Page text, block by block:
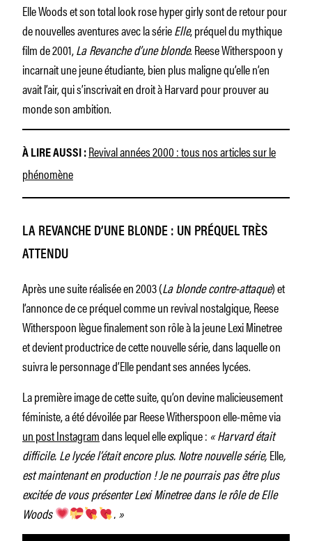
Elle Woods et son total look rose hyper girly sont de retour pour
de nouvelles aventures avec la sérieElle, préquel du mythique
film de 2001,La Revanche d’une blonde. Reese Witherspoon y
incarnait une jeune étudiante, bien plus maligne qu’elle n’en
avait l’air, qui s’inscrivait en droit à Harvard pour prouver au
monde son ambition.
À LIRE AUSSI : Revival années 2000 : tous nos articles sur le
phénomène
LA REVANCHE D’UNE BLONDE : UN PRÉQUEL TRÈS
ATTENDU
Après une suite réalisée en 2003 (La blonde contre-attaque) et
l’annonce de ce préquel comme un revival nostalgique, Reese
Witherspoon lègue finalement son rôle à la jeune Lexi Minetree
et devient productrice de cette nouvelle série, dans laquelle on
suivra le personnage d’Elle pendant ses années lycées.
La première image de cette suite, qu’on devine malicieusement
féministe, a été dévoilée par Reese Witherspoon elle-même via
un post Instagramdans lequel elle explique : « Harvard était
difficile. Le lycée l’était encore plus. Notre nouvelle série,Elle,
est maintenant en production ! Je ne pourrais pas être plus
excitée de vous présenter Lexi Minetree dans le rôle de Elle
Woods
. »